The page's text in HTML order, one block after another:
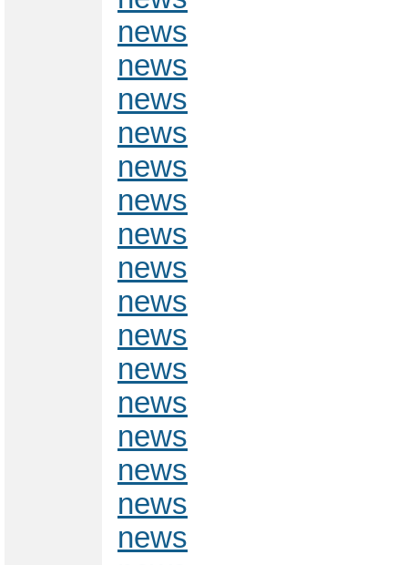
news
news
news
news
news
news
news
news
news
news
news
news
news
news
news
news